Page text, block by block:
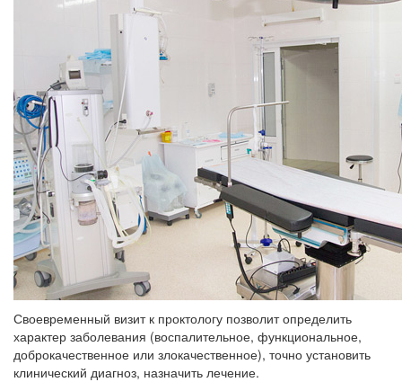
Своевременный визит к проктологу позволит определить
характер заболевания (воспалительное, функциональное,
доброкачественное или злокачественное), точно установить
клинический диагноз, назначить лечение.